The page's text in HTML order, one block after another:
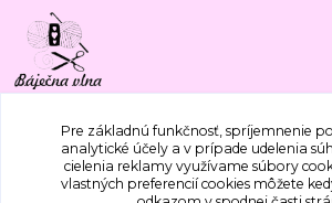
+421 917 577 388
bajecnavlna@gmail.com
Pre základnú funkčnosť, spríjemnenie
analytické účely a v prípade udelenia
cielenia reklamy využívame súbory
vlastných preferencií cookies môžete